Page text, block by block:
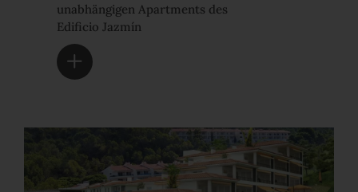
unabhängigen Apartments des
Edificio Jazmín